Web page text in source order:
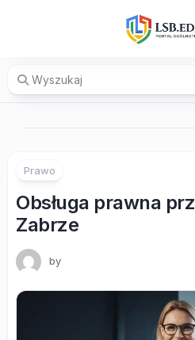
Prawo
Obsługa prawna
Zabrze
by